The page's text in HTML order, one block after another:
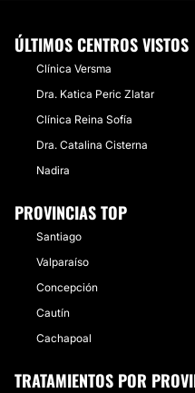
ÚLTIMOS CENTROS VISTOS
Clínica Versma
Dra. Katica Peric Zlatar
Clínica Reina Sofía
Dra. Catalina Cisterna
Nadira
PROVINCIAS TOP
Santiago
Valparaíso
Concepción
Cautín
Cachapoal
TRATAMIENTOS POR